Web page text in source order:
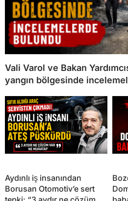
Vali Varol ve Bakan
yangın bölgesinde
Aydınlı iş insanından
Borusan Otomotiv’e sert